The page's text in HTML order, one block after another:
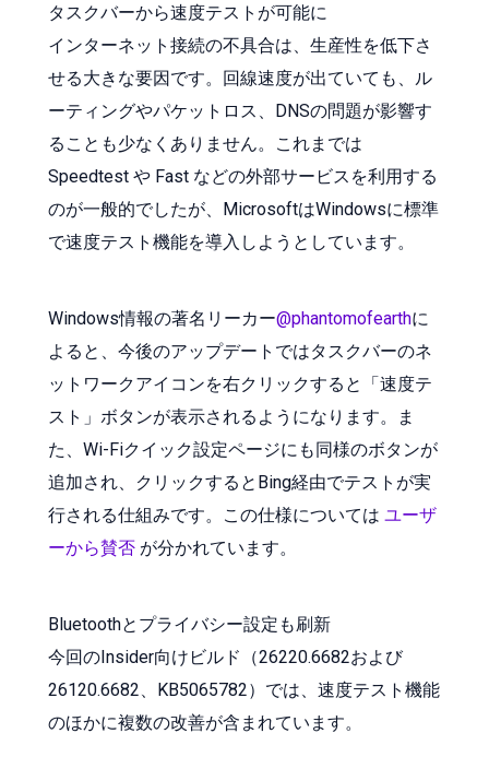
タスクバーから速度テストが可能に
インターネット接続の不具合は、生産性を低下さ
せる大きな要因です。回線速度が出ていても、ル
ーティングやパケットロス、DNSの問題が影響す
ることも少なくありません。これまでは
Speedtest や Fast などの外部サービスを利用する
のが一般的でしたが、MicrosoftはWindowsに標準
で速度テスト機能を導入しようとしています。
Windows情報の著名リーカー@phantomofearthに
よると、今後のアップデートではタスクバーのネ
ットワークアイコンを右クリックすると「速度テ
スト」ボタンが表示されるようになります。ま
た、Wi-Fiクイック設定ページにも同様のボタンが
追加され、クリックするとBing経由でテストが実
行される仕組みです。この仕様については ユーザ
ーから賛否 が分かれています。
Bluetoothとプライバシー設定も刷新
今回のInsider向けビルド（26220.6682および
26120.6682、KB5065782）では、速度テスト機能
のほかに複数の改善が含まれています。